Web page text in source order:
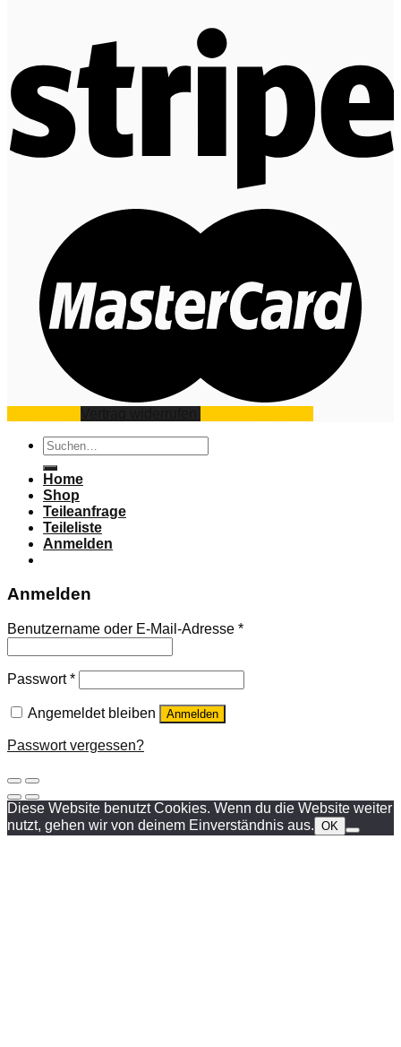
Suchen
nach:
Home
Shop
Teileanfrage
Teileliste
Anmelden
Anmelden
Benutzername oder E-Mail-Adresse *
Passwort*
Angemeldet bleiben Anmelden
Passwort vergessen?
Diese Website benutzt Cookies. Wenn du die Website weiter
nutzt, gehen wir von deinem Einverständnis aus. OK